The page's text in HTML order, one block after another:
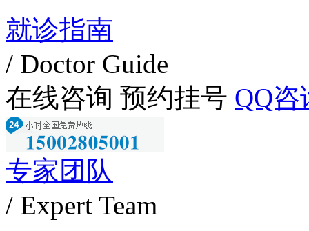
就诊指南
/ Doctor Guide
在线咨询 预约挂号 QQ咨
专家团队
/ Expert Team